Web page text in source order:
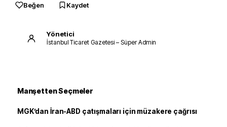
Beğen Kaydet
Yönetici
İstanbul Ticaret Gazetesi – Süper Admin
Manşetten Seçmeler
MGK’dan İran-ABD çatışmaları için müzakere çağrısı